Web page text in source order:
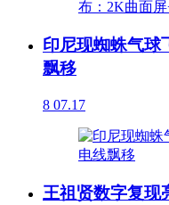
印尼现蜘蛛气球
飘移
8 07.17
王祖贤数字复现